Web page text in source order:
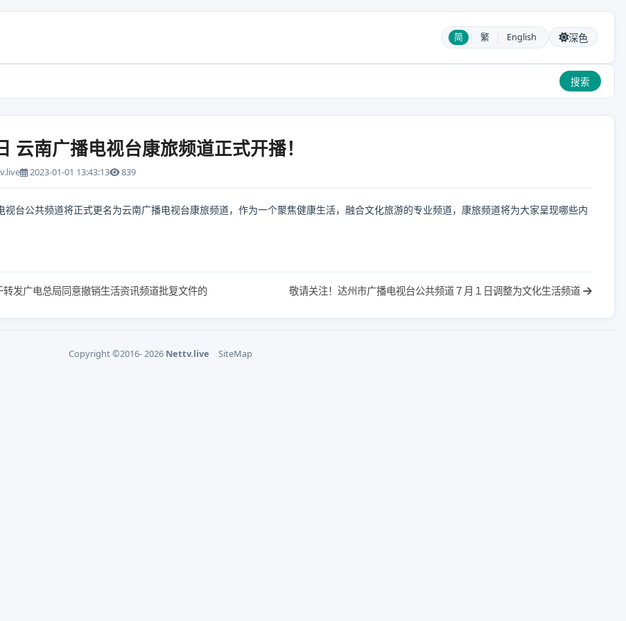
简 | 繁 English 深色
搜索
云南广播电视台康旅频道正式开播！
2023-01-01 13:43:13 839
台公共频道将正式更名为云南广播电视台康旅频道，作为一个聚焦健康生活，融合文化旅游的专业频道，康旅频道将为大家呈现哪些内
发广电总局同意撤销生活资讯频道批复文件的 敬请关注！达州市广播电视台公共频道７月１日调整为文化生活频道
Copyright ©2016- 2026 Nettv.live SiteMap